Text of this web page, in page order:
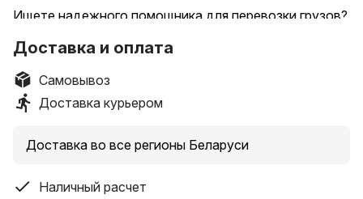
Ищете надежного помощника для перевозки грузов?
- Перевозит больше, чем тачка, быстрее, чем
трактор: грунт, саженцы, камни и плитка – без
лишних усилий!
- Проходит там, где другая техника буксует: узкие
колей!
рабочих, ускоряет процесс и снижает затраты.
Доставка и оплата
Самовывоз
Доставка курьером
Доставка во все регионы Беларуси
Наличный расчет